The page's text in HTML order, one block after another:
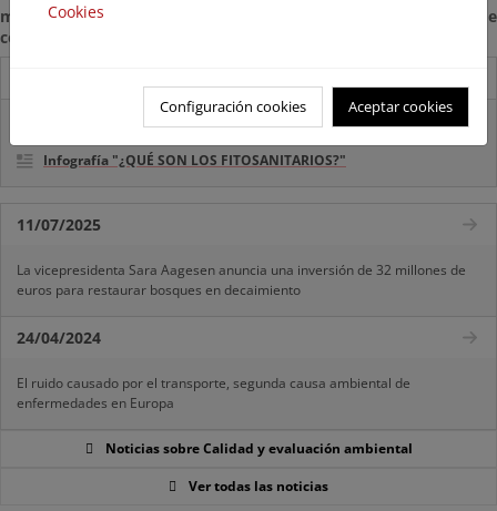
medioambiente@semanaeuropeamovilidad.es Teléfono de
contacto: 91 322 66 39
Infografía "¿CONOCES REACH?"
Infografía "¿QUÉ SON LOS FITOSANITARIOS?"
11/07/2025
La vicepresidenta Sara Aagesen anuncia una inversión de 32 millones de
euros para restaurar bosques en decaimiento
24/04/2024
El ruido causado por el transporte, segunda causa ambiental de
enfermedades en Europa
Noticias sobre Calidad y evaluación ambiental
Ver todas las noticias
Cookies
Configuración cookies Aceptar cookies